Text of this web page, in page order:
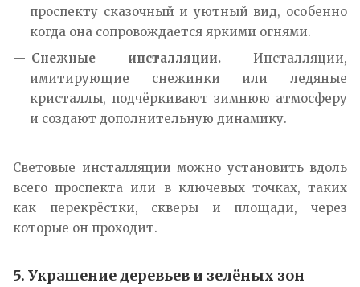
проспекту сказочный и уютный вид, особенно
когда она сопровождается яркими огнями.
Снежные инсталляции. Инсталляции,
имитирующие снежинки или ледяные
кристаллы, подчёркивают зимнюю атмосферу
и создают дополнительную динамику.
Световые инсталляции можно установить вдоль
всего проспекта или в ключевых точках, таких
как перекрёстки, скверы и площади, через
которые он проходит.
5. Украшение деревьев и зелёных зон